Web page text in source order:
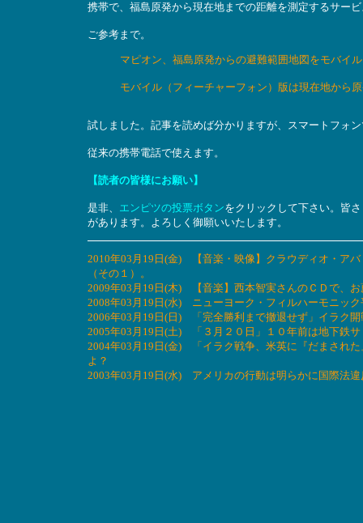
携帯で、福島原発から現在地までの距離を測定するサー
ご参考まで。
マピオン、福島原発からの避難範囲地図をモバイ
モバイル（フィーチャーフォン）版は現在地から
試しました。記事を読めば分かりますが、スマートフォ
従来の携帯電話で使えます。
【読者の皆様にお願い】
是非、 エンピツの投票ボタンをクリックして下さい。皆
があります。よろしく御願いいたします。
2010年03月19日(金) 【音楽・映像】クラウディオ・ア
（その１）。
2009年03月19日(木) 【音楽】西本智実さんのＣＤで、お
2008年03月19日(水) ニューヨーク・フィルハーモニッ
2006年03月19日(日) 「完全勝利まで撤退せず」イラク
2005年03月19日(土) 「３月２０日」１０年前は地下鉄
2004年03月19日(金) 「イラク戦争、米英に『だまされ
よ？
2003年03月19日(水) アメリカの行動は明らかに国際法